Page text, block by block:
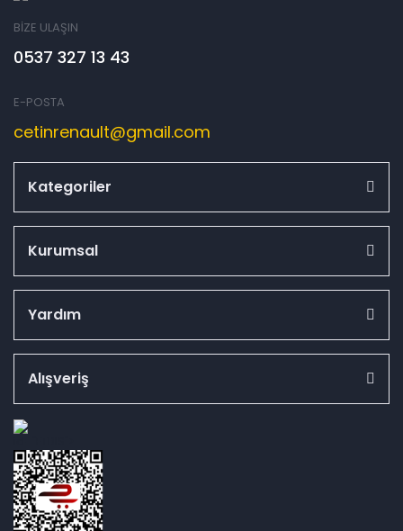
BİZE ULAŞIN
0537 327 13 43
E-POSTA
cetinrenault@gmail.com
Kategoriler
Kurumsal
Yardım
Alışveriş